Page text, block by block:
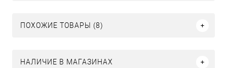
ПОХОЖИЕ ТОВАРЫ (8)
НАЛИЧИЕ В МАГАЗИНАХ